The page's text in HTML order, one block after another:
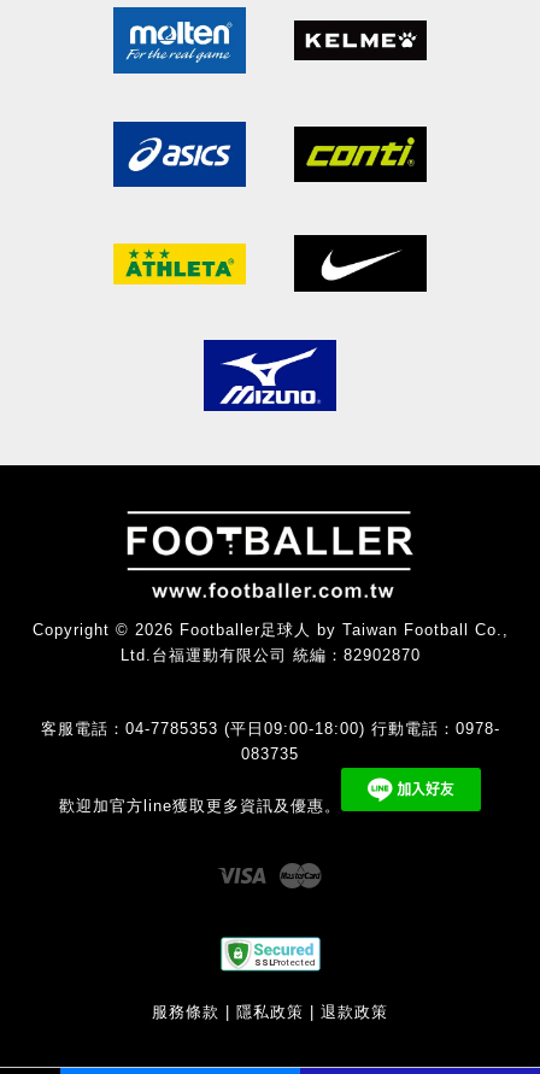
Copyright © 2026 Footballer足球人 by Taiwan Football Co.,
Ltd.台福運動有限公司 統編：82902870
客服電話：04-7785353 (平日09:00-18:00) 行動電話：0978-
083735
歡迎加官方line獲取更多資訊及優惠。
Visa
服務條款 隱私政策 退款政策